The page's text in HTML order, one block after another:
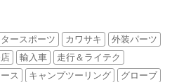
ースポーツ カワサキ
外装パーツ
輸入車
走行＆ライテク
ス キャンプツーリング
グローブ